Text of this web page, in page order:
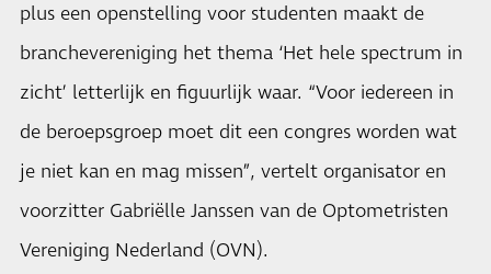
plus een openstelling voor studenten maakt de
branchevereniging het thema ‘Het hele spectrum in
zicht’ letterlijk en figuurlijk waar. “Voor iedereen in
de beroepsgroep moet dit een congres worden wat
je niet kan en mag missen”, vertelt organisator en
voorzitter Gabriëlle Janssen van de Optometristen
Vereniging Nederland (OVN).